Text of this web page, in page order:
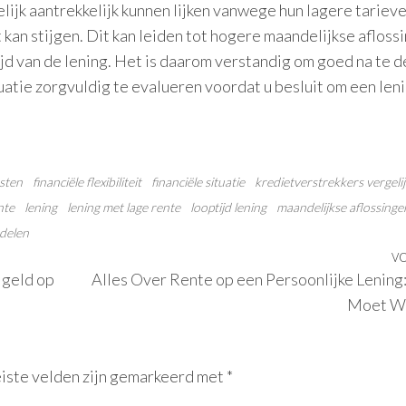
aantrekkelijk kunnen lijken vanwege hun lagere
stijgen. Dit kan leiden tot hogere maandelijkse
de lening. Het is daarom verstandig om goed na te
zorgvuldig te evalueren voordat u besluit om een
financiële flexibiliteit financiële situatie
kredietverstrekkers
lening lening met lage rente looptijd lening
maandelijkse
op
Alles Over Rente op een Persoonlijke
Moet
velden zijn gemarkeerd met *